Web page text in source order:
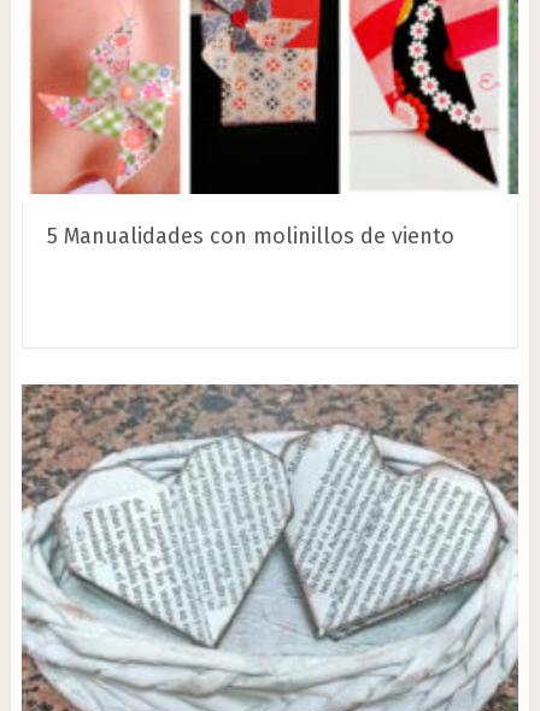
5 Manualidades con molinillos de viento